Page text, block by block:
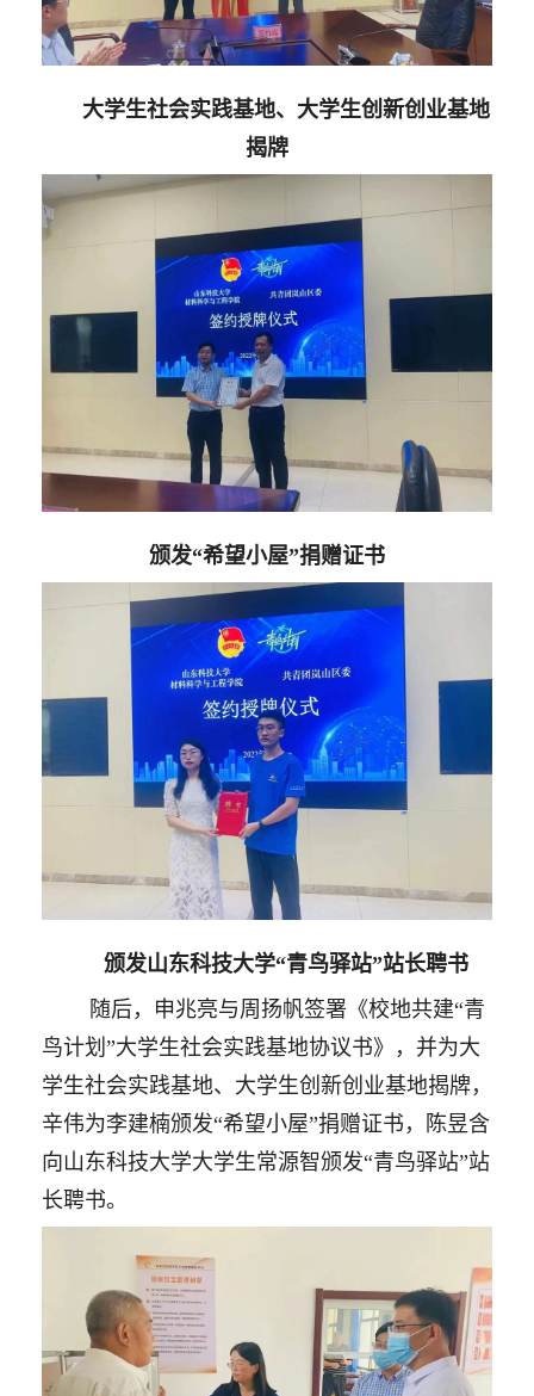
大学生社会实践基地、大学生创新创业基地
揭牌
颁发“希望小屋”捐赠证书
颁发山东科技大学“青鸟驿站”站长聘书
随后，申兆亮与周扬帆签署《校地共建“青
鸟计划”大学生社会实践基地协议书》，并为大
学生社会实践基地、大学生创新创业基地揭牌，
辛伟为李建楠颁发“希望小屋”捐赠证书，陈昱含
向山东科技大学大学生常源智颁发“青鸟驿站”站
长聘书。